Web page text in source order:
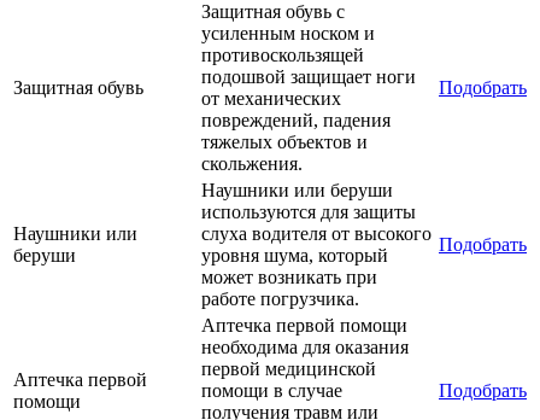
Защитная обувь
Защитная обувь с
усиленным носком и
противоскользящей
подошвой защищает ноги
от механических
повреждений, падения
тяжелых объектов и
скольжения.
Подобрать
Наушники или
беруши
Наушники или беруши
используются для защиты
слуха водителя от высокого
уровня шума, который
может возникать при
работе погрузчика.
Подобрать
Аптечка первой
помощи
Аптечка первой помощи
необходима для оказания
первой медицинской
помощи в случае
получения травм или
Подобрать